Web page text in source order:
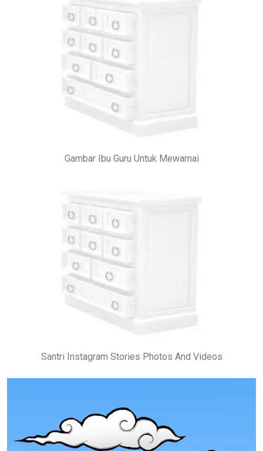
Gambar Ibu Guru Untuk Mewarnai
Santri Instagram Stories Photos And Videos